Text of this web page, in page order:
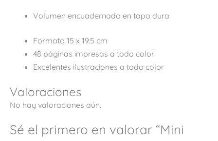
Volumen encuadernado en tapa dura
Formato 15 x 19.5 cm
48 páginas impresas a todo color
Excelentes ilustraciones a todo color
Valoraciones
No hay valoraciones aún.
Sé el primero en valorar “Mini